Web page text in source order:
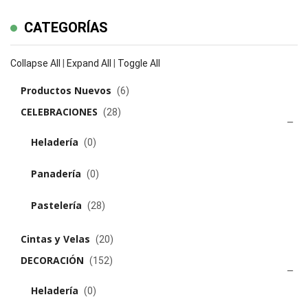
CATEGORÍAS
Collapse All Expand All Toggle All
Productos Nuevos (6)
CELEBRACIONES (28)
Heladería (0)
Panadería (0)
Pastelería (28)
Cintas y Velas (20)
DECORACIÓN (152)
Heladería (0)